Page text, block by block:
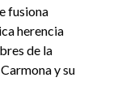
fusiona
herencia
de la
y su